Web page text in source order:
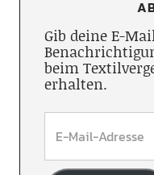
Gib deine E-
beim
erhalten.